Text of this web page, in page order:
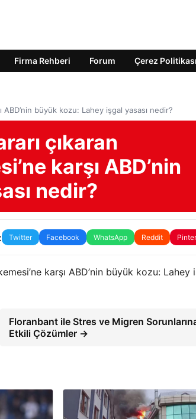
Firma Rehberi Forum Çerez Politikası
büyük kozu: Lahey işgal yasası nedir?
çıkaran
karşı ABD’nin
nedir?
Twitter Facebook WhatsApp Reddit
karşı ABD’nin büyük kozu: Lahey
Floranbant ile Stres ve Migren
Etkili Çözümler →